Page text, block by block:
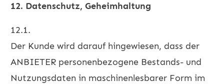
12. Datenschutz, Geheimhaltung
12.1.
Der Kunde wird darauf hingewiesen, dass der
ANBIETER personenbezogene Bestands- und
Nutzungsdaten in maschinenlesbarer Form im